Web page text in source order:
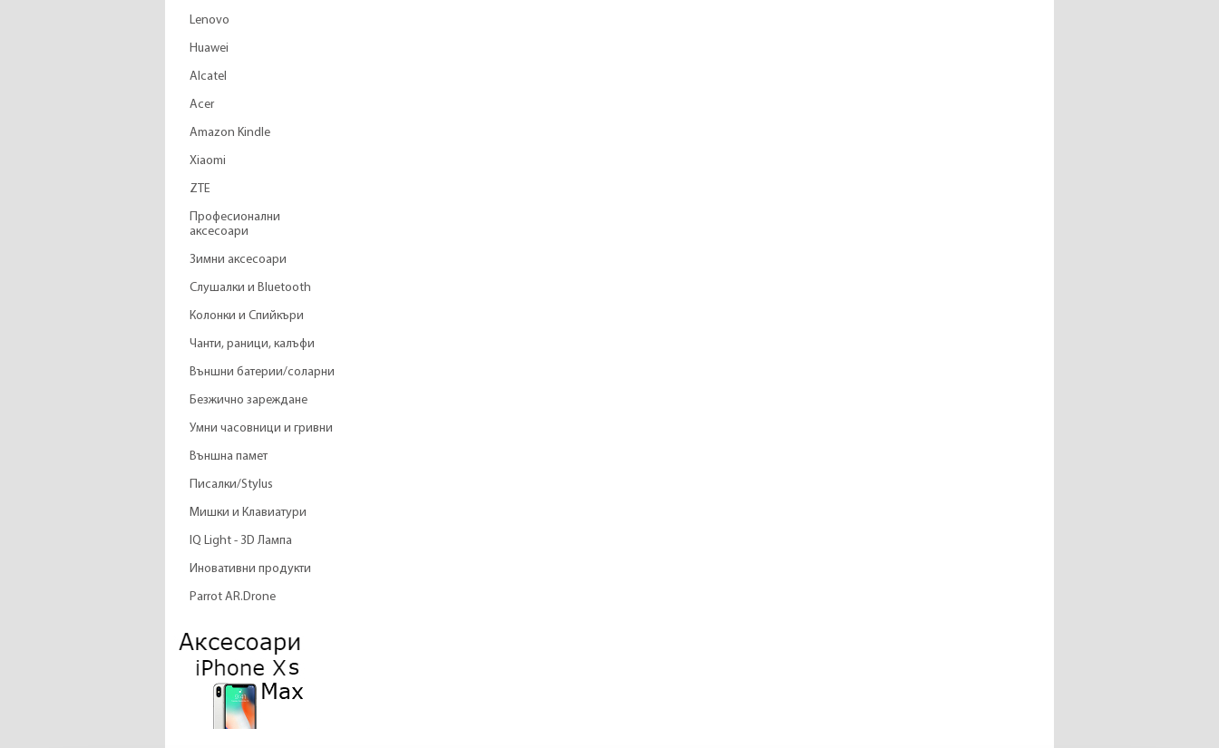
Lenovo
Huawei
Alcatel
Acer
Amazon Kindle
Xiaomi
ZTE
Професионални
аксесоари
Зимни аксесоари
Слушалки и Bluetooth
Колонки и Спийкъри
Чанти, раници, калъфи
Външни батерии/соларни
Безжично зареждане
Умни часовници и гривни
Външна памет
Писалки/Stylus
Мишки и Клавиатури
IQ Light - 3D Лампа
Иновативни продукти
Parrot AR.Drone